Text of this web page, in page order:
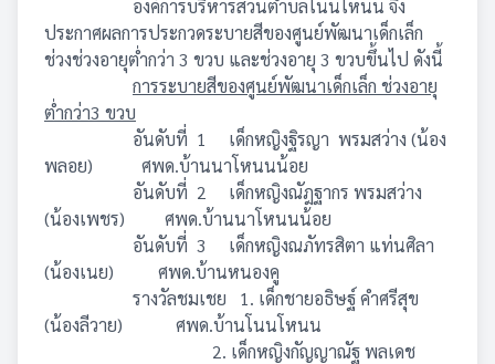
องค์การบริหารส่วนตำบลโนนโหนน จึง
ประกาศผลการประกวดระบายสีของศูนย์พัฒนาเด็กเล็ก
ช่วงช่วงอายุต่ำกว่า 3 ขวบ และช่วงอายุ 3 ขวบขึ้นไป ดังนี้
การระบายสีของศูนย์พัฒนาเด็กเล็ก ช่วงอายุ
ต่ำกว่า3 ขวบ
อันดับที่ 1 เด็กหญิงฐิรญา พรมสว่าง (น้อง
พลอย) ศพด.บ้านนาโหนนน้อย
อันดับที่ 2 เด็กหญิงณัฎฐากร พรมสว่าง
(น้องเพชร) ศพด.บ้านนาโหนนน้อย
อันดับที่ 3 เด็กหญิงณภัทรสิตา แท่นศิลา
(น้องเนย) ศพด.บ้านหนองคู
รางวัลชมเชย 1. เด็กชายอธิษฐ์ คำศรีสุข
(น้องลีวาย) ศพด.บ้านโนนโหนน
2. เด็กหญิงกัญญาณัฐ พลเดช